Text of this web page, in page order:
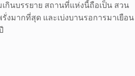
กินบรรยาย สถานที่แห่งนี้ถือเป็น สวน
งมากที่สุด และเบ่งบานรอการมาเยือน